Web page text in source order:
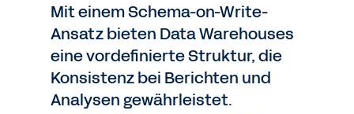
Mit einem Schema-on-Write-
Ansatz bieten Data Warehouses
eine vordefinierte Struktur, die
Konsistenz bei Berichten und
Analysen gewährleistet.